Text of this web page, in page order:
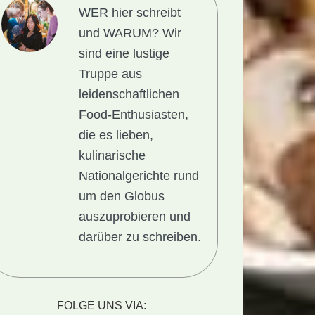
WER hier schreibt
und WARUM?Wir
sind eine lustige
Truppe aus
leidenschaftlichen
Food-Enthusiasten,
die es lieben,
kulinarische
Nationalgerichte rund
um den Globus
auszuprobieren und
darüber zu schreiben.
FOLGE UNS VIA: